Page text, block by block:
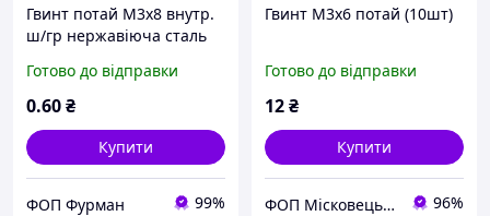
Гвинт потай М3х8 внутр.
ш/гр нержавіюча сталь
Готово до відправки
0.60₴
Купити
ФОП Фурман 99%
Гвинт М3х6 потай (10шт)
Готово до відправки
12₴
Купити
ФОП Місковець О.Г. 96%